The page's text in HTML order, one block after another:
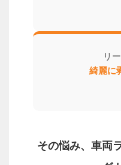
リ
綺麗に
その悩み、車両